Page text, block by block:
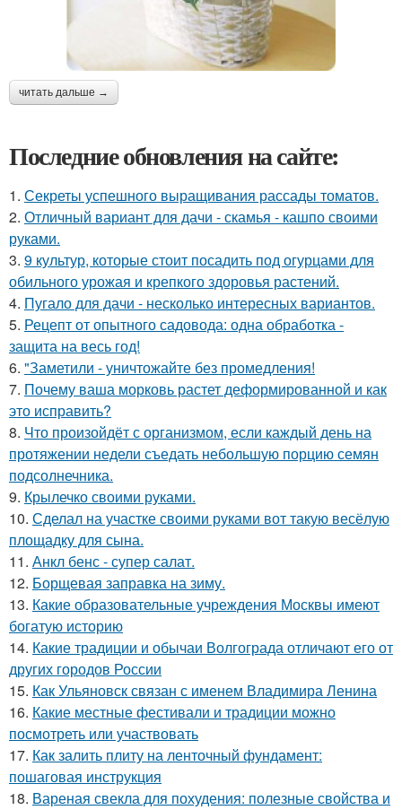
читать дальше →
Последние обновления на сайте:
1. Секреты успешного выращивания рассады томатов.
2. Отличный вариант для дачи - скамья - кашпо своими
руками.
3. 9 культур, которые стоит посадить под огурцами для
обильного урожая и крепкого здоровья растений.
4. Пугало для дачи - несколько интересных вариантов.
5. Рецепт от опытного садовода: одна обработка -
защита на весь год!
6. "Заметили - уничтожайте без промедления!
7. Почему ваша морковь растет деформированной и как
это исправить?
8. Что произойдёт с организмом, если каждый день на
протяжении недели съедать небольшую порцию семян
подсолнечника.
9. Крылечко своими руками.
10. Сделал на участке своими руками вот такую весёлую
площадку для сына.
11. Анкл бенс - супер салат.
12. Борщевая заправка на зиму.
13. Какие образовательные учреждения Москвы имеют
богатую историю
14. Какие традиции и обычаи Волгограда отличают его от
других городов России
15. Как Ульяновск связан с именем Владимира Ленина
16. Какие местные фестивали и традиции можно
посмотреть или участвовать
17. Как залить плиту на ленточный фундамент:
пошаговая инструкция
18. Вареная свекла для похудения: полезные свойства и